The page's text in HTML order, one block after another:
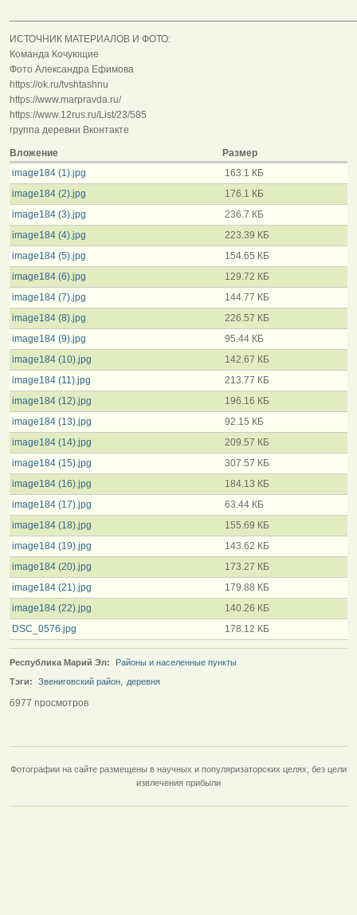
ИСТОЧНИК МАТЕРИАЛОВ И ФОТО:
Команда Кочующие
Фото Александра Ефимова
https://ok.ru/tvshtashnu
https://www.marpravda.ru/
https://www.12rus.ru/List/23/585
группа деревни Вконтакте
Вложение
Размер
image184 (1).jpg
163.1 КБ
image184 (2).jpg
176.1 КБ
image184 (3).jpg
236.7 КБ
image184 (4).jpg
223.39 КБ
image184 (5).jpg
154.65 КБ
image184 (6).jpg
129.72 КБ
image184 (7).jpg
144.77 КБ
image184 (8).jpg
226.57 КБ
image184 (9).jpg
95.44 КБ
image184 (10).jpg
142.67 КБ
image184 (11).jpg
213.77 КБ
image184 (12).jpg
196.16 КБ
image184 (13).jpg
92.15 КБ
image184 (14).jpg
209.57 КБ
image184 (15).jpg
307.57 КБ
image184 (16).jpg
184.13 КБ
image184 (17).jpg
63.44 КБ
image184 (18).jpg
155.69 КБ
image184 (19).jpg
143.62 КБ
image184 (20).jpg
173.27 КБ
image184 (21).jpg
179.88 КБ
image184 (22).jpg
140.26 КБ
DSC_0576.jpg
178.12 КБ
Республика Марий Эл:
Районы и населенные пункты
Тэги:
Звениговский район деревня
6977 просмотров
Фотографии на сайте размещены в научных и популяризаторских целях, без цели
извлечения прибыли